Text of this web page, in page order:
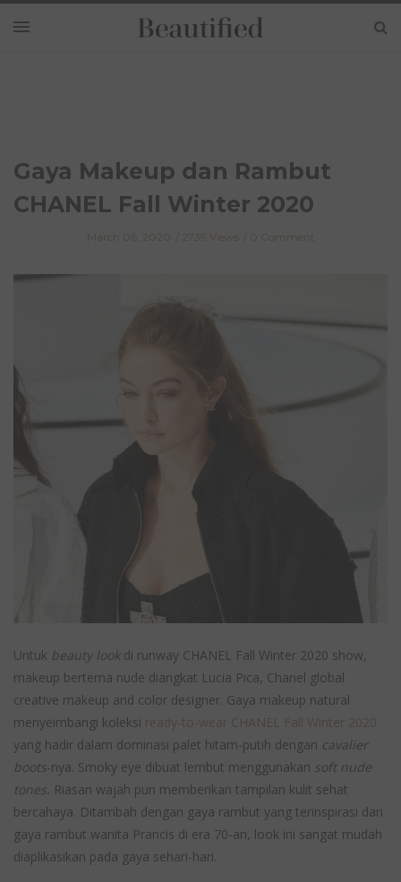
Gaya Makeup dan Rambut
CHANEL Fall Winter 2020
March 06, 2020 2739 Views 0 Comment
Untuk beauty look di runway CHANEL Fall Winter 2020 show,
makeup bertema nude diangkat Lucia Pica, Chanel global
creative makeup and color designer. Gaya makeup natural
menyeimbangi koleksi ready-to-wear CHANEL Fall Winter 2020
yang hadir dalam dominasi palet hitam-putih dengan cavalier
boots-nya. Smoky eye dibuat lembut menggunakan soft nude
tones. Riasan wajah pun memberikan tampilan kulit sehat
bercahaya. Ditambah dengan gaya rambut yang terinspirasi dari
gaya rambut wanita Prancis di era 70-an, look ini sangat mudah
diaplikasikan pada gaya sehari-hari.